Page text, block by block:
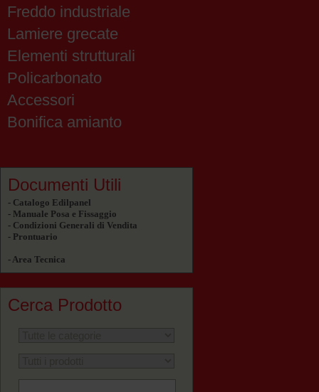
Freddo industriale
Lamiere grecate
Elementi strutturali
Policarbonato
Accessori
Bonifica amianto
Documenti Utili
- Catalogo Edilpanel
- Manuale Posa e Fissaggio
- Condizioni Generali di Vendita
- Prontuario
- Area Tecnica
Cerca Prodotto